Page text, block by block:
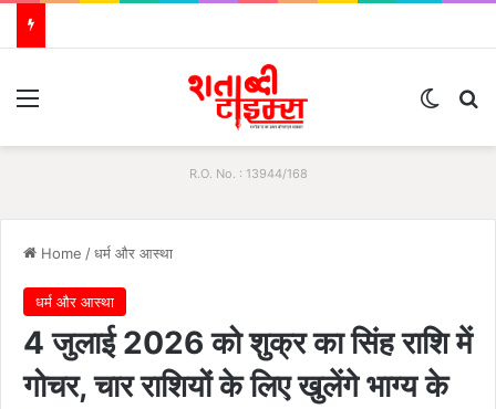
R.O. No. : 13944/168
Home /धर्म और आस्था
धर्म और आस्था
4 जुलाई 2026 को शुक्र का सिंह राशि में
गोचर, चार राशियों के लिए खुलेंगे भाग्य के